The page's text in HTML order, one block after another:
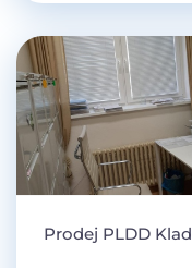
Prodej PLDD